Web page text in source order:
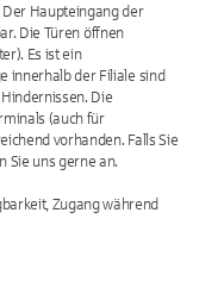
Haupteingang der
Die Türen öffnen
Es ist ein
innerhalb der Filiale sind
Die
(auch für
vorhanden. Falls Sie
Sie uns gerne an.
Zugang während